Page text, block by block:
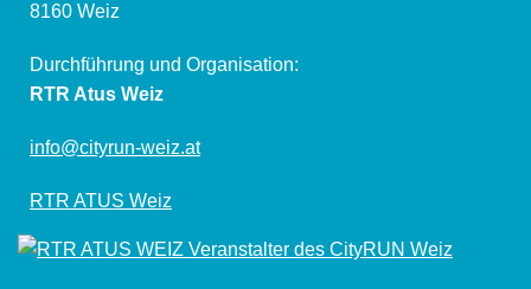
8160 Weiz
Durchführung und Organisation:
RTR Atus Weiz
info@cityrun-weiz.at
RTR ATUS Weiz